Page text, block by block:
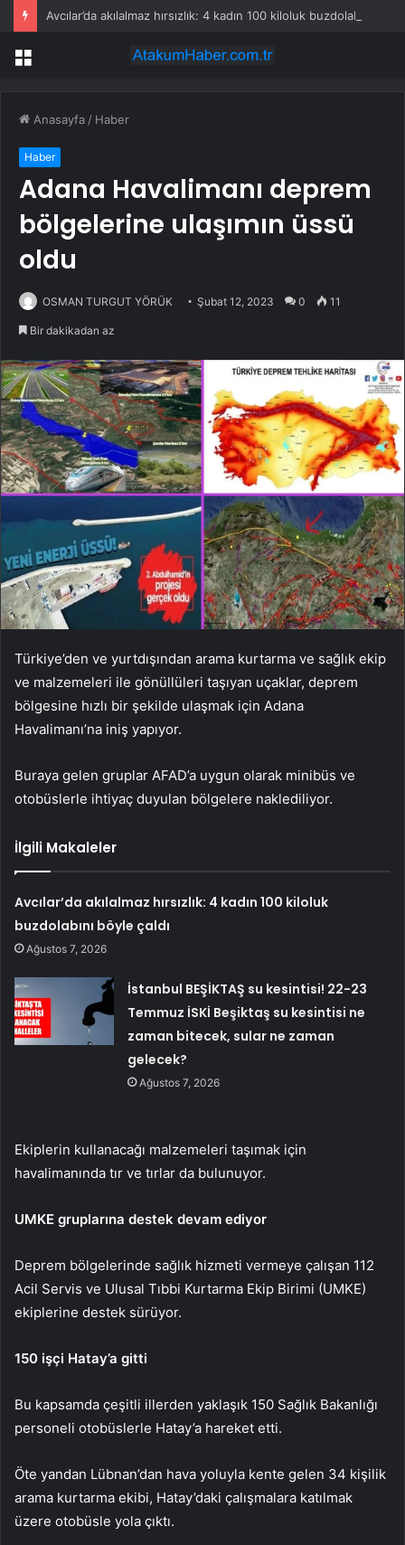
Menü
Anasayfa / Haber
Haber
Adana Havalimanı deprem
bölgelerine ulaşımın üssü
oldu
OSMAN TURGUT YÖRÜK Şubat 12, 2023 0 11
Bir dakikadan az
Türkiye’den ve yurtdışından arama kurtarma ve sağlık ekip
ve malzemeleri ile gönüllüleri taşıyan uçaklar, deprem
bölgesine hızlı bir şekilde ulaşmak için Adana
Havalimanı’na iniş yapıyor.
Buraya gelen gruplar AFAD’a uygun olarak minibüs ve
otobüslerle ihtiyaç duyulan bölgelere naklediliyor.
İlgili Makaleler
Avcılar’da akılalmaz hırsızlık: 4 kadın 100 kiloluk
buzdolabını böyle çaldı
Ağustos 7, 2026
İstanbul BEŞİKTAŞ su kesintisi! 22-23
Temmuz İSKİ Beşiktaş su kesintisi ne
zaman bitecek, sular ne zaman
gelecek?
Ağustos 7, 2026
Ekiplerin kullanacağı malzemeleri taşımak için
havalimanında tır ve tırlar da bulunuyor.
UMKE gruplarına destek devam ediyor
Deprem bölgelerinde sağlık hizmeti vermeye çalışan 112
Acil Servis ve Ulusal Tıbbi Kurtarma Ekip Birimi (UMKE)
ekiplerine destek sürüyor.
150 işçi Hatay’a gitti
Bu kapsamda çeşitli illerden yaklaşık 150 Sağlık Bakanlığı
personeli otobüslerle Hatay’a hareket etti.
Öte yandan Lübnan’dan hava yoluyla kente gelen 34 kişilik
arama kurtarma ekibi, Hatay’daki çalışmalara katılmak
üzere otobüsle yola çıktı.